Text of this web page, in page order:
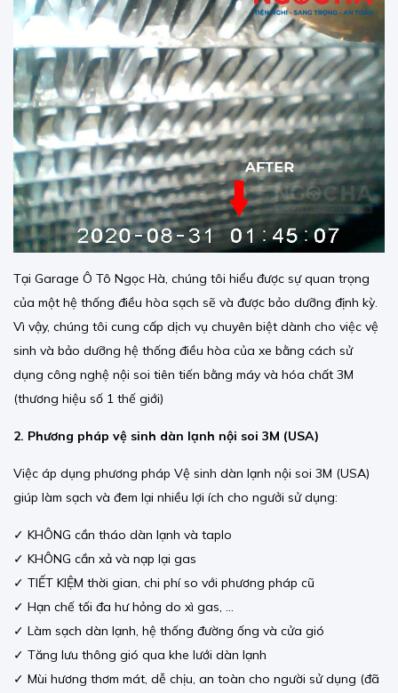
Tại Garage Ô Tô Ngọc Hà, chúng tôi hiểu được sự quan trọng
của một hệ thống điều hòa sạch sẽ và được bảo dưỡng định kỳ.
Vì vậy, chúng tôi cung cấp dịch vụ chuyên biệt dành cho việc vệ
sinh và bảo dưỡng hệ thống điều hòa của xe bằng cách sử
dụng công nghệ nội soi tiên tiến bằng máy và hóa chất 3M
(thương hiệu số 1 thế giới)
2. Phương pháp vệ sinh dàn lạnh nội soi 3M (USA)
Việc áp dụng phương pháp Vệ sinh dàn lạnh nội soi 3M (USA)
giúp làm sạch và đem lại nhiều lợi ích cho ngưởi sử dụng:
✓ KHÔNG cần tháo dàn lạnh và taplo
✓ KHÔNG cần xả và nạp lại gas
✓ TIẾT KIỆM thời gian, chi phí so với phương pháp cũ
✓ Hạn chế tối đa hư hỏng do xì gas, ...
✓ Làm sạch dàn lạnh, hệ thống đường ống và cửa gió
✓ Tăng lưu thông gió qua khe lưới dàn lạnh
✓ Mùi hương thơm mát, dễ chịu, an toàn cho người sử dụng (đã